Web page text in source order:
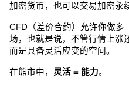
加密货币，也可以交易加密永
CFD（差价合约）允许你做多
场，也就是说，不管行情上涨
而是具备灵活应变的空间。
在熊市中， 灵活 = 能力。